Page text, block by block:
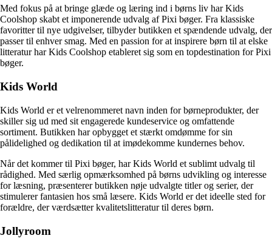
Med fokus på at bringe glæde og læring ind i børns liv har Kids
Coolshop skabt et imponerende udvalg af Pixi bøger. Fra klassiske
favoritter til nye udgivelser, tilbyder butikken et spændende udvalg, der
passer til enhver smag. Med en passion for at inspirere børn til at elske
litteratur har Kids Coolshop etableret sig som en topdestination for Pixi
bøger.
Kids World
Kids World er et velrenommeret navn inden for børneprodukter, der
skiller sig ud med sit engagerede kundeservice og omfattende
sortiment. Butikken har opbygget et stærkt omdømme for sin
pålidelighed og dedikation til at imødekomme kundernes behov.
Når det kommer til Pixi bøger, har Kids World et sublimt udvalg til
rådighed. Med særlig opmærksomhed på børns udvikling og interesse
for læsning, præsenterer butikken nøje udvalgte titler og serier, der
stimulerer fantasien hos små læsere. Kids World er det ideelle sted for
forældre, der værdsætter kvalitetslitteratur til deres børn.
Jollyroom